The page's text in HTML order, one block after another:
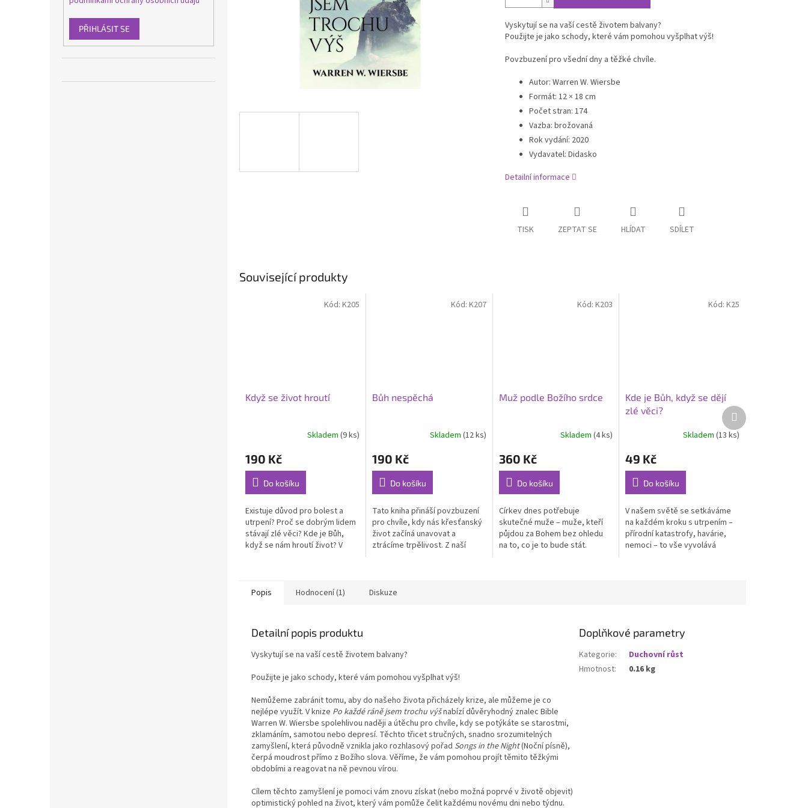
PŘIHLÁSIT SE
Vyskytují se na vaší cestě životem balvany?
Použijte je jako schody, které vám pomohou vyšplhat výš!
Povzbuzení pro všední dny a těžké chvíle.
Autor: Warren W. Wiersbe
Formát: 12 × 18 cm
Počet stran: 174
Vazba: brožovaná
Rok vydání: 2020
Vydavatel: Didasko
Detailní informace
TISK ZEPTAT SE HLÍDAT SDÍLET
Související produkty
Když se život hroutí
Skladem (9 ks)
190 Kč
Do košíku
Existuje důvod pro bolest a
utrpení? Proč se dobrým lidem
stávají zlé věci? Kde je Bůh,
když se nám hroutí život? V
Kód: K205
Bůh nespěchá
Skladem (12 ks)
190 Kč
Do košíku
Tato kniha přináší povzbuzení
pro chvíle, kdy nás křesťanský
život začíná unavovat a
ztrácíme trpělivost. Z naší
Kód: K207
Muž podle Božího srdce
Skladem(4 ks)
360 Kč
Do košíku
Církev dnes potřebuje
skutečné muže – muže, kteří
půjdou za Bohem bez ohledu
na to, co je to bude stát.
Kód:K203
Kde je Bůh, když se dějí
zlé věci?
Skladem (13 ks)
49 Kč
Do košíku
V našem světě se setkáváme
na každém kroku s utrpením –
přírodní katastrofy, havárie,
nemoci – to vše vyvolává
Kód: K25
Další
produkt
Popis Hodnocení (1) Diskuze
Detailní popis produktu
Vyskytují se na vaší cestě životem balvany?
Použijte je jako schody, které vám pomohou vyšplhat výš!
Nemůžeme zabránit tomu, aby do našeho života přicházely krize, ale můžeme je co
nejlépe využít. V knize Po každé ráně jsem trochu výšnabízí důvěryhodný znalec Bible
Warren W. Wiersbe spolehlivou naději a útěchu pro chvíle, kdy se potýkáte se starostmi,
zklamáním, samotou nebo depresí. Těchto třicet stručných, snadno srozumitelných
zamyšlení, která původně vznikla jako rozhlasový pořad Songs in the Night(Noční písně),
čerpá moudrost přímo z Božího slova. Věříme, že vám pomohou projít těmito těžkými
obdobími a reagovat na ně pevnou vírou.
Cílem těchto zamyšlení je pomoci vám znovu získat (nebo možná poprvé v životě objevit)
optimistický pohled na život, který vám pomůže čelit každému novému dni nebo týdnu.
Doplňkové parametry
Kategorie:
Duchovní růst
Hmotnost: 0.16 kg